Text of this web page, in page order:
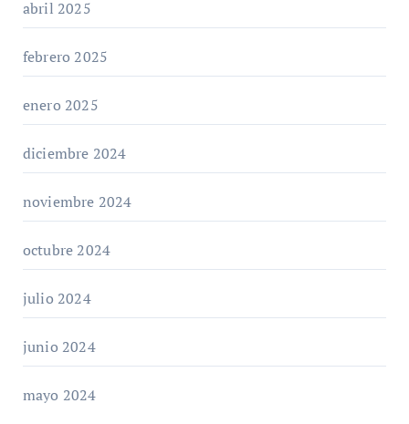
abril 2025
febrero 2025
enero 2025
diciembre 2024
noviembre 2024
octubre 2024
julio 2024
junio 2024
mayo 2024